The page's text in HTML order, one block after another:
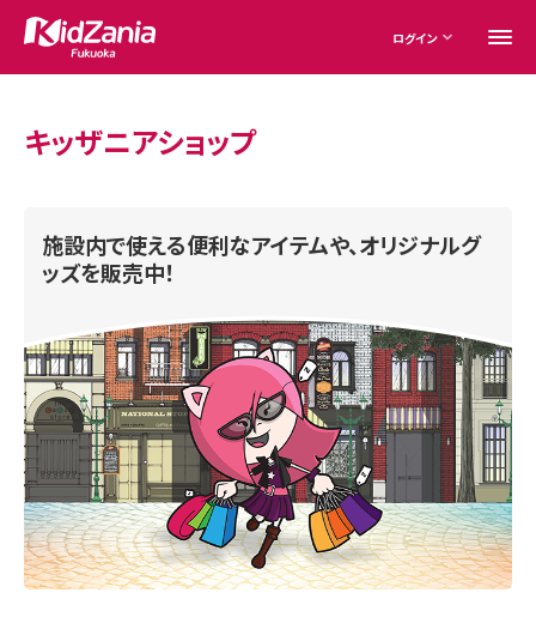
ログイン
キッザニアショップ
施設内で使える便利なアイテムや、オリジナルグ
ッズを販売中！